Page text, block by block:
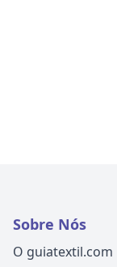
Sobre Nós
O guiatextil.com